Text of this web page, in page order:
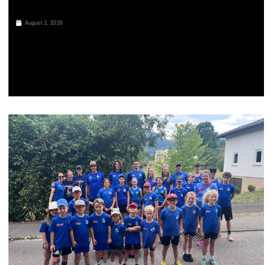
August 2, 2026